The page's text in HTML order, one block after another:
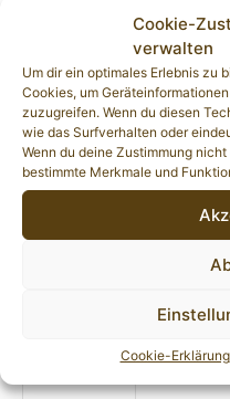
Cookie-
verwalten
Um dir ein optimales Erlebnis zu
Cookies, um
zuzugreifen. Wenn du diesen
wie das Surfverhalten oder
Wenn du deine Zustimmung
bestimmte Merkmale und
Cookie-Erklärung
FlashDRC 295878
HD-A
CLAD (NN)-frei
PRA (NN)-frei
SLR IS-001034